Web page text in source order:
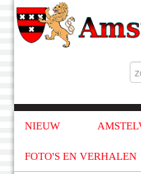
NIEUW
FOTO'S EN VERHALEN